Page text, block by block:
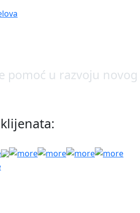
pomoć u razvoju novog